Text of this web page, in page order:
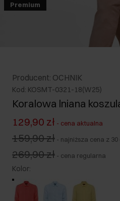
Premium
Producent: OCHNIK
Kod: KOSMT-0321-18(W25)
Koralowa lniana
129,90 zł - cena aktualna
159,90 zł - najniższa cena z
269,90 zł - cena regularna
Kolor: